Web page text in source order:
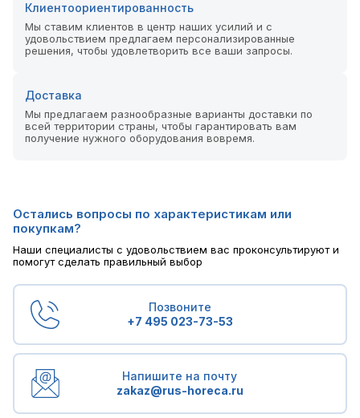
Клиентоориентированность
Мы ставим клиентов в центр наших усилий и с
удовольствием предлагаем персонализированные
решения, чтобы удовлетворить все ваши запросы.
Доставка
Мы предлагаем разнообразные варианты доставки по
всей территории страны, чтобы гарантировать вам
получение нужного оборудования вовремя.
Остались вопросы по характеристикам или
покупкам?
Наши специалисты с удовольствием вас проконсультируют и
помогут сделать правильный выбор
Позвоните
+7 495 023-73-53
Напишите на почту
zakaz@rus-horeca.ru